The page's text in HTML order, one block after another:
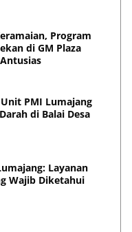
Program
di GM Plaza
PMI Lumajang
di Balai Desa
Layanan
Wajib Diketahui